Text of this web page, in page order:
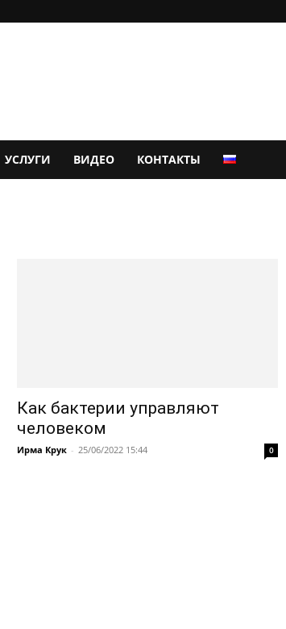
УСЛУГИ ВИДЕО КОНТАКТЫ
Как бактерии управляют
человеком
Ирма Крук - 25/06/2022 15:44 0